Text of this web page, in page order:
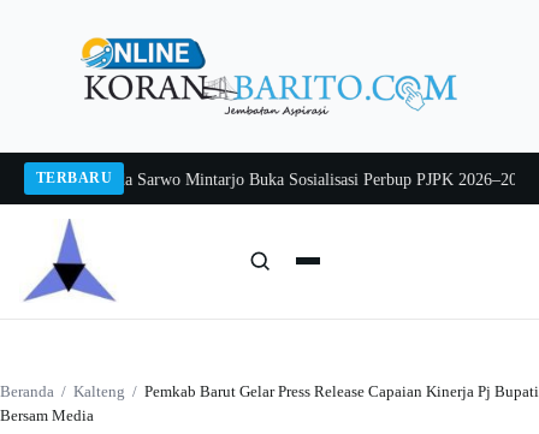
TERBARU
Pj Sekda Sarwo Mintarjo Buka Sosialisasi Perbup PJPK 2026–2030Peternak
Beranda / Kalteng / Pemkab Barut Gelar Press Release Capaian Kinerja Pj Bupati
Bersam Media